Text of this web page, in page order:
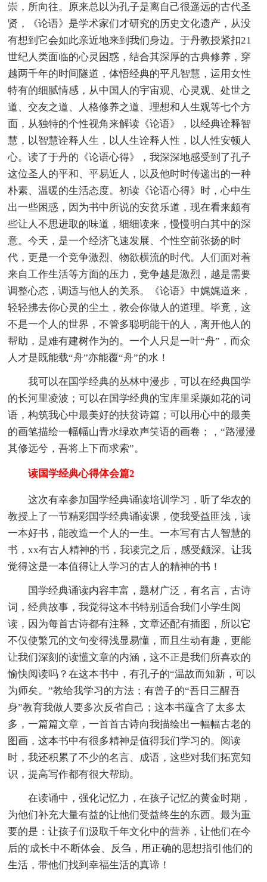
崇，所向往。原来总以为孔子是离自己很遥远的古代圣
贤，《论语》是学术家们才研究的历史文化遗产，从没
有想到它会如此亲近地来到我们身边。于丹教授紧扣21
世纪人类面临的心灵困惑，结合其深厚的古典修养，穿
越两千年的时间隧道，体悟经典的平凡智慧，运用女性
特有的细腻情感，从中国人的宇宙观、心灵观、处世之
道、交友之道、人格修养之道、理想和人生观等七个方
面，从独特的个性视角来解读《论语》，以经典诠释智
慧，以智慧诠释人生，以人生诠释人性，以人性安顿人
心。读了于丹的《论语心得》，我深深地感受到了孔子
这位圣人的平和、平易近人，以及他时时传递出的一种
朴素、温暖的生活态度。初读《论语心得》时，心中生
出一些困惑，因为书中所说的安贫乐道，现在看来颇有
些让人不思进取的味道，细细读来，慢慢明白其中的深
意。今天，是一个经济飞速发展、个性空前张扬的时
代，更是一个竞争激烈、物欲横流的时代。人们面对着
来自工作生活等方面的压力，竞争越是激烈，越是需要
调整心态，调适与他人的关系。《论语》中娓娓道来，
轻轻拂去你心灵的尘土，教会你做人的道理。毕竟，这
不是一个人的世界，不管多聪明能干的人，离开他人的
帮助，是难有建树作为的。一个人只是一叶“舟”，而众
人才是既能载“舟”亦能覆“舟”的水！
我可以在国学经典的丛林中漫步，可以在经典国学
的长河里凌波；可以在国学经典的宝库里采撷如花的词
语，构筑我心中最美好的扶贫诗篇；可以用心中的最美
的画笔描绘一幅幅山青水绿欢声笑语的画卷；，“路漫漫
其修远兮，吾将上下而求索”。
读国学经典心得体会篇2
这次有幸参加国学经典诵读培训学习，听了华农的
教授上了一节精彩国学经典诵读课，使我受益匪浅，读
一本好书，能改造一个人的一生。一本写有古人智慧的
书，xx有古人精神的书，我读完之后，感受颇深。让我
觉得这是一本值得让人学习的古人的精神的书！
国学经典诵读内容丰富，题材广泛，有名言，古诗
词，经典故事，我觉得这本书特别适合我们小学生阅
读，因为每首古诗都有注释，文章还配有插图，所以它
不仅使繁冗的文句变得浅显易懂，而且生动有趣，更能
让我们深刻的读懂文章的内涵，这不正是我们所喜欢的
愉快阅读吗？在这本书中，有孔子的“温故而知新，可以
为师矣。”教给我学习的方法；有曾子的“吾日三醒吾
身”教育我做人要多次反省自己；这本书蕴含了太多太
多，一篇篇文章，一首首古诗向我描绘出一幅幅古老的
图画，这本书中有很多精神是值得我们学习的。阅读
时，我还积累了不少的名言、成语，这些对我们拓宽知
识，提高写作都有很大帮助。
在读诵中，强化记忆力，在孩子记忆的黄金时期，
为他们补充大量有益的让他们受益终生的东西。最为重
要的是：让孩子们汲取千年文化中的营养，让他们在今
后的'成长中不断体会、反刍，用正确的思想指引他们的
生活，带他们找到幸福生活的真谛！